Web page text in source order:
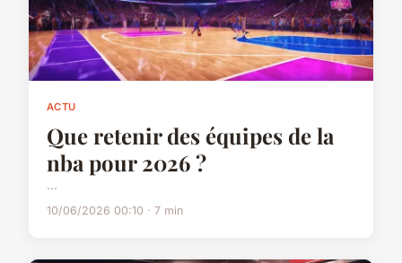
ACTU
Que retenir des équipes de la
nba pour 2026 ?
...
10/06/2026 00:10 · 7 min